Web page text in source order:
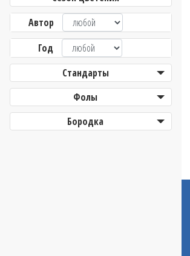
Автор
Год
Стандарты
Фолы
Бородка